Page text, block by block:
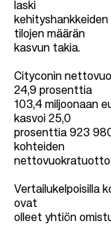
laski
tilojen määrän
kasvun takia.
Cityconin
24,9 prosenttia
103,4 miljoonaan
kasvoi 25,0
prosenttia 923
kohteiden
nettovuokratuotto
Vertailukelpoisilla
ovat
olleet yhtiön